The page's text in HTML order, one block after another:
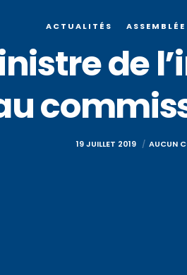
ACTUALITÉS ASSEMBLÉE
de
19 JUILLET 2019 AUCUN